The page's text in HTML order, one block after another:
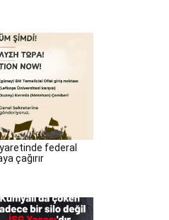
federal
çağırır